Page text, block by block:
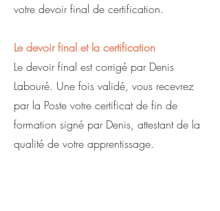
votre devoir final de certification.
Le devoir final et la certification
Le devoir final est corrigé par Denis
Labouré. Une fois validé, vous recevrez
par la Poste votre certificat de fin de
formation signé par Denis, attestant de la
qualité de votre apprentissage.